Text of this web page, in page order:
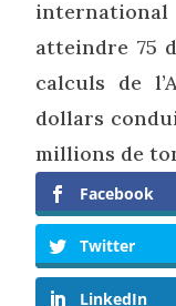
atteindre 75
calculs de
dollars
millions de
Facebook
Twitter
LinkedIn